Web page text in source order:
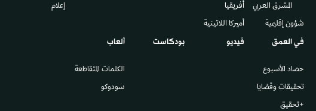
المشرق العربي
شؤون إقليمية
أفريقيا
أميركا اللاتينية
إعلام
في العمق
حصاد الأسبوع
تحقيقات وقضايا
+تحقيق
فيديو بودكاست ألعاب
الكلمات المتقاطعة
سودوكو